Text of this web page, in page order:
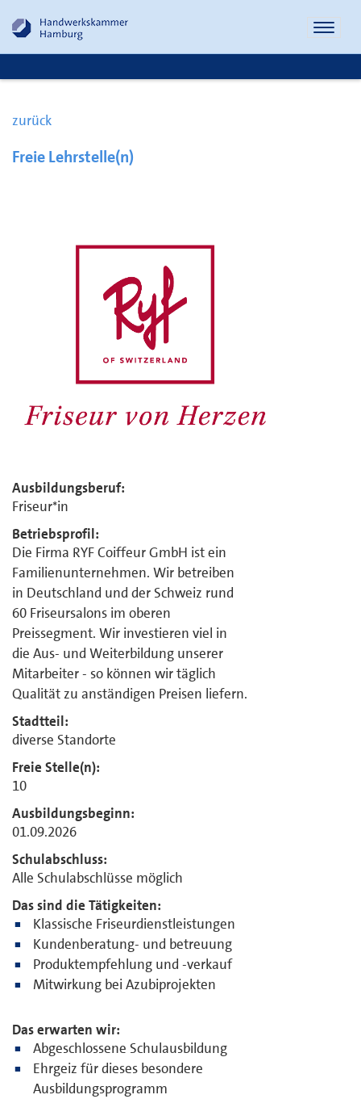
zurück
Freie Lehrstelle(n)
Ausbildungsberuf:
Friseur*in
Betriebsprofil:
Die Firma RYF Coiffeur GmbH ist ein
Familienunternehmen. Wir betreiben
in Deutschland und der Schweiz rund
60 Friseursalons im oberen
Preissegment. Wir investieren viel in
die Aus- und Weiterbildung unserer
Mitarbeiter - so können wir täglich
Qualität zu anständigen Preisen liefern.
Stadtteil:
diverse Standorte
Freie Stelle(n):
10
Ausbildungsbeginn:
01.09.2026
Schulabschluss:
Alle Schulabschlüsse möglich
Das sind die Tätigkeiten:
Klassische Friseurdienstleistungen
Kundenberatung- und betreuung
Produktempfehlung und -verkauf
Mitwirkung bei Azubiprojekten
Das erwarten wir:
Abgeschlossene Schulausbildung
Ehrgeiz für dieses besondere
Ausbildungsprogramm